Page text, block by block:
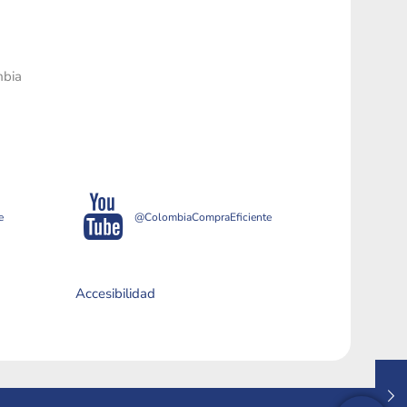
@ColombiaCompraEficiente
Accesibilidad